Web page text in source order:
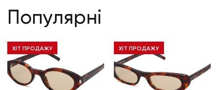
Популярні
ХІТ ПРОДАЖУ ХІТ ПРОДАЖУ